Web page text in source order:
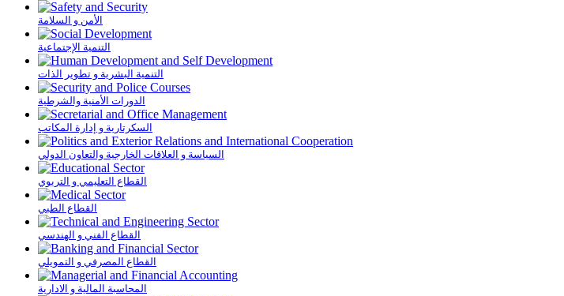
الأمن و السلامة
التنمية الإجتماعية
التنمية البشرية و تطوير الذات
الدورات الأمنية والشرطية
السكرتارية و إدارة المكاتب
السياسة و العلاقات الخارجية والتعاون الدولي
القطاع التعليمي و التربوي
القطاع الطبي
القطاع الفني و الهندسي
القطاع المصرفي و التمويلي
المحاسبة المالية و الادارية